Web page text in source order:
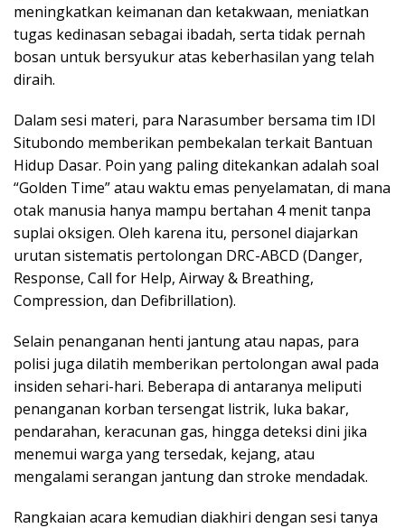
meningkatkan keimanan dan ketakwaan, meniatkan
tugas kedinasan sebagai ibadah, serta tidak pernah
bosan untuk bersyukur atas keberhasilan yang telah
diraih.
Dalam sesi materi, para Narasumber bersama tim IDI
Situbondo memberikan pembekalan terkait Bantuan
Hidup Dasar. Poin yang paling ditekankan adalah soal
“Golden Time” atau waktu emas penyelamatan, di mana
otak manusia hanya mampu bertahan 4 menit tanpa
suplai oksigen. Oleh karena itu, personel diajarkan
urutan sistematis pertolongan DRC-ABCD (Danger,
Response, Call for Help, Airway & Breathing,
Compression, dan Defibrillation).
Selain penanganan henti jantung atau napas, para
polisi juga dilatih memberikan pertolongan awal pada
insiden sehari-hari. Beberapa di antaranya meliputi
penanganan korban tersengat listrik, luka bakar,
pendarahan, keracunan gas, hingga deteksi dini jika
menemui warga yang tersedak, kejang, atau
mengalami serangan jantung dan stroke mendadak.
Rangkaian acara kemudian diakhiri dengan sesi tanya